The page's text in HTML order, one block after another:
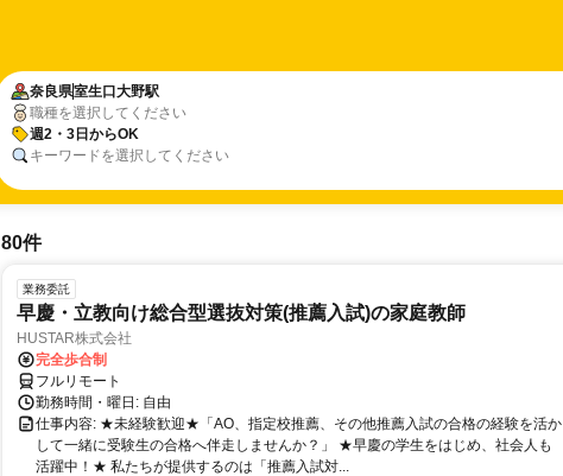
奈良県室生口大野駅
職種を選択してください
週2・3日からOK
キーワードを選択してください
80件
業務委託
早慶・立教向け総合型選抜対策(推薦入試)の家庭教師
HUSTAR株式会社
完全歩合制
フルリモート
勤務時間・曜日: 自由
仕事内容: ★未経験歓迎★「AO、指定校推薦、その他推薦入試の合格の経験を活か
して一緒に受験生の合格へ伴走しませんか？」 ★早慶の学生をはじめ、社会人も
活躍中！★ 私たちが提供するのは「推薦入試対...